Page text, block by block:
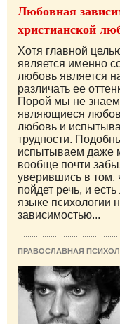
Любовная
христианской
Хотя главной
является именно
любовь является
различать ее
Порой мы не
являющиеся
любовь и
трудности.
испытываем даже
вообще почти
уверившись в том,
пойдет речь, и
языке психологии
зависимостью...
ПРАВОСЛАВНАЯ